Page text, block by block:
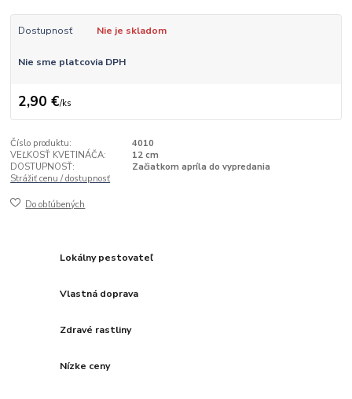
Dostupnosť Nie je skladom
Nie sme platcovia DPH
2,90 €/ks
Číslo produktu:
4010
VEĽKOSŤ KVETINÁČA:
12 cm
DOSTUPNOSŤ:
Začiatkom apríla do vypredania
Strážiť cenu / dostupnosť
Do obľúbených
Lokálny pestovateľ
Vlastná doprava
Zdravé rastliny
Nízke ceny